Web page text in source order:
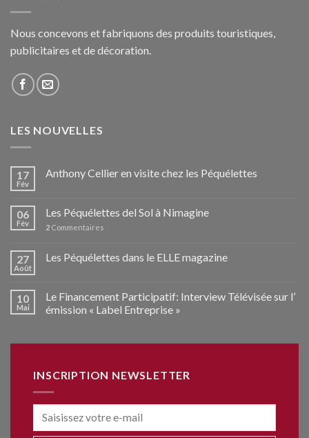
Nous concevons et fabriquons des produits touristiques,
publicitaires et de décoration.
LES NOUVELLES
17
Fév
Anthony Cellier en visite chez les Péquélettes
06
Fév
Les Péquélettes del Sol à Nimagine
2 Commentaires
27
Août
Les Péquélettes dans le ELLE magazine
10
Mai
Le Financement Participatif: Interview Télévisée sur l’
émission « Label Entreprise »
INSCRIPTION NEWSLETTER